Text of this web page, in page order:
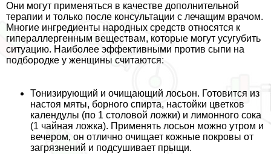
Они могут применяться в качестве дополнительной
терапии и только после консультации с лечащим врачом.
Многие ингредиенты народных средств относятся к
гипераллергенным веществам, которые могут усугубить
ситуацию. Наиболее эффективными против сыпи на
подбородке у женщины считаются:
Тонизирующий и очищающий лосьон. Готовится из
настоя мяты, борного спирта, настойки цветков
календулы (по 1 столовой ложки) и лимонного сока
(1 чайная ложка). Применять лосьон можно утром и
вечером, он отлично очищает кожные покровы от
загрязнений и подсушивает прыщи.